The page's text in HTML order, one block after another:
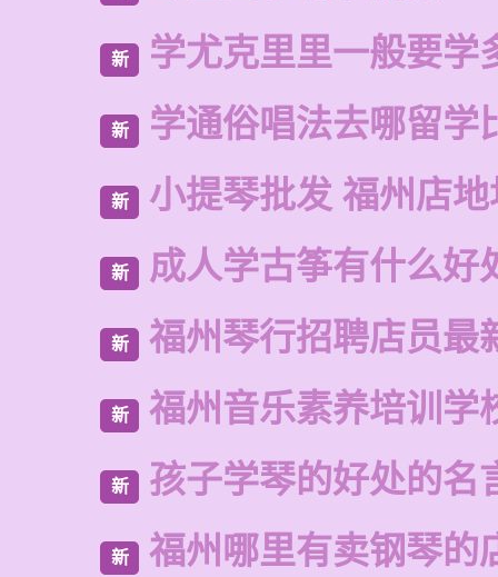
新 学尤克里里一般要学
新 学通俗唱法去哪留学
新 小提琴批发 福州店
新 成人学古筝有什么好
新 福州琴行招聘店员最
新 福州音乐素养培训学
新 孩子学琴的好处的名
新 福州哪里有卖钢琴的